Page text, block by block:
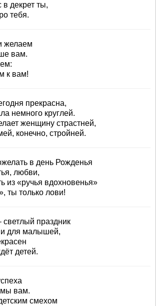
в декрет ты,
тебя.
желаем
вам.
к вам!
прекрасна,
немного круглей.
женщину страстней,
конечно, стройней.
в день Рожденья
любви,
из «ручья вдохновенья»
ты только лови!
праздник
и для малышей,
детей.
мы вам.
смехом